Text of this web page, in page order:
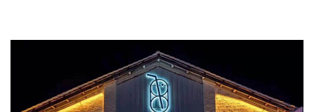
鲜果系列
有机奶系列
加盟合作